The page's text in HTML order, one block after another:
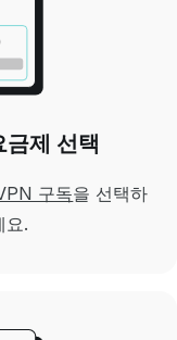
금제 선택
구독을 선택하
요.